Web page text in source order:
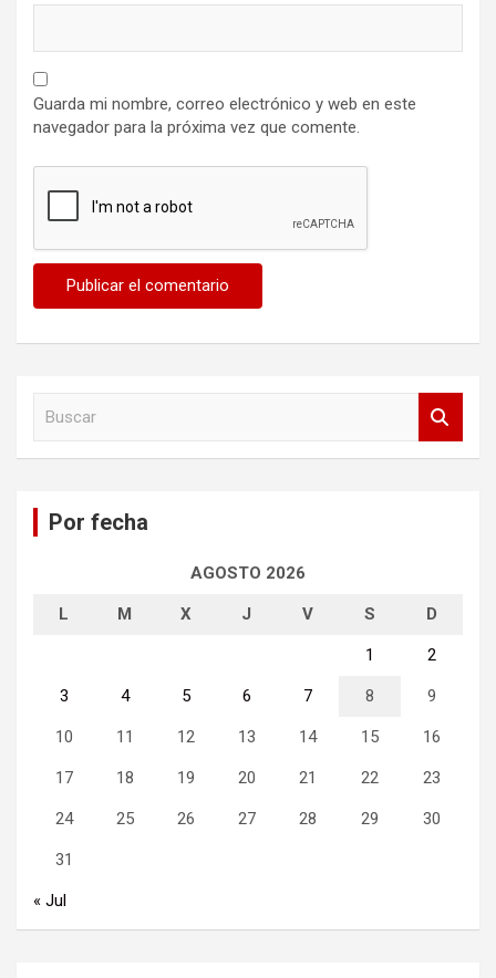
Guarda mi nombre, correo electrónico y web en este
navegador para la próxima vez que comente.
Por fecha
AGOSTO 2026
L M X J V S D
1 2
3 4 5 6 7 8 9
10 11 12 13 14 15 16
17 18 19 20 21 22 23
24 25 26 27 28 29 30
31
« Jul